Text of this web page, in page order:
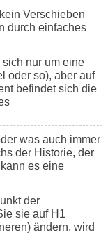
Verschieben
durch einfaches
nur um eine
oder so), aber auf
befindet sich die
was auch immer
der Historie, der
es eine
der
sie auf H1
ändern, wird